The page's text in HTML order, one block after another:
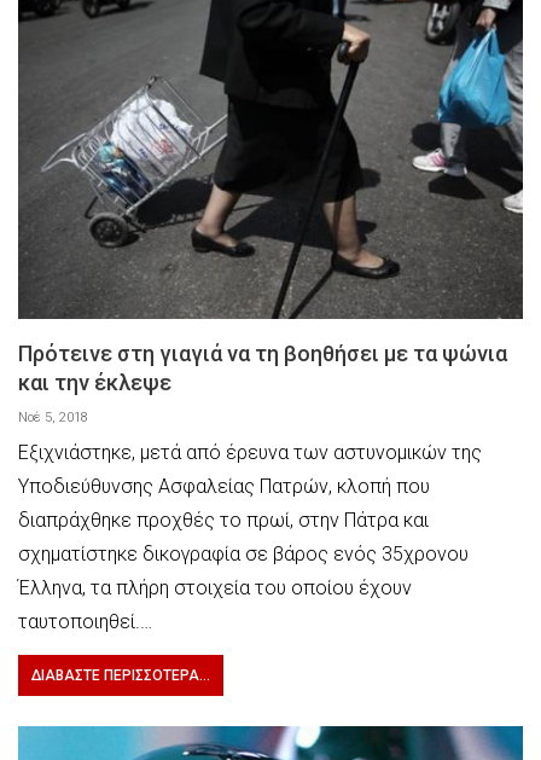
Πρότεινε στη γιαγιά να τη βοηθήσει με τα ψώνια
και την έκλεψε
Νοέ 5, 2018
Εξιχνιάστηκε, μετά από έρευνα των αστυνομικών της
Υποδιεύθυνσης Ασφαλείας Πατρών, κλοπή που
διαπράχθηκε προχθές το πρωί, στην Πάτρα και
σχηματίστηκε δικογραφία σε βάρος ενός 35χρονου
Έλληνα, τα πλήρη στοιχεία του οποίου έχουν
ταυτοποιηθεί.…
ΔΙΑΒΆΣΤΕ ΠΕΡΙΣΣΌΤΕΡΑ...